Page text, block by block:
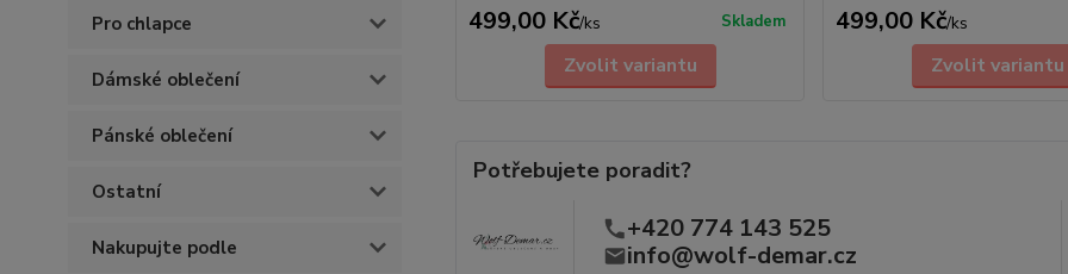
Pro chlapce
Dámské oblečení
Pánské oblečení
Ostatní
Nakupujte podle
499,00 Kč/ks Skladem
Zvolit variantu
499,00 Kč/ks
Zvolit variantu
Potřebujete poradit?
+420 774 143 525
info@wolf-demar.cz